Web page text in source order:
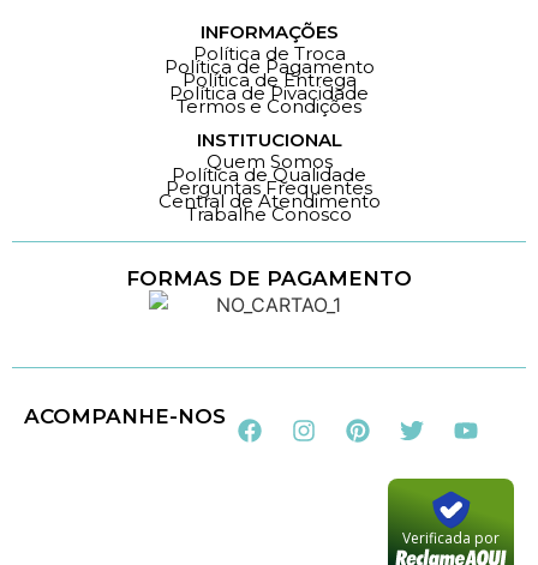
INFORMAÇÕES
Política de Troca
Política de Pagamento
Política de Entrega
Política de Pivacidade
Termos e Condições
INSTITUCIONAL
Quem Somos
Política de Qualidade
Perguntas Frequentes
Central de Atendimento
Trabalhe Conosco
FORMAS DE PAGAMENTO
ACOMPANHE-NOS
Verificada por